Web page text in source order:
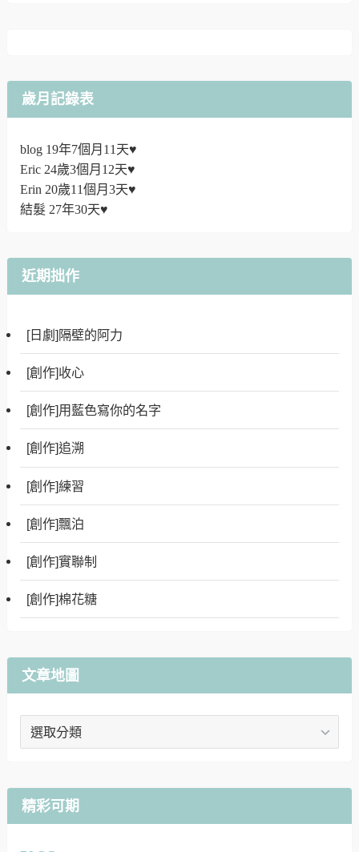
歲月記錄表
blog 19年7個月11天♥
Eric 24歲3個月12天♥
Erin 20歲11個月3天♥
結髮 27年30天♥
近期拙作
[日劇]隔壁的阿力
[創作]收心
[創作]用藍色寫你的名字
[創作]追溯
[創作]練習
[創作]飄泊
[創作]實聯制
[創作]棉花糖
文章地圖
文
精彩可期